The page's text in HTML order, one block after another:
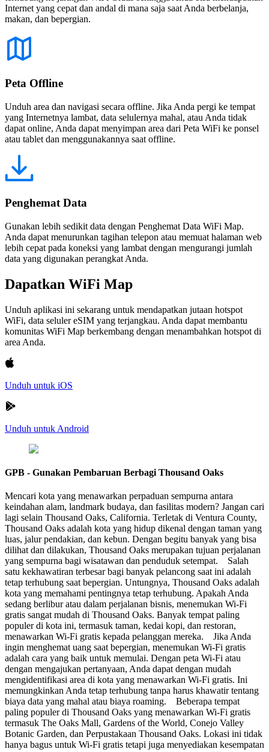
Internet yang cepat dan andal di mana saja saat Anda berbelanja,
makan, dan bepergian.
Peta Offline
Unduh area dan navigasi secara offline. Jika Anda pergi ke tempat
yang Internetnya lambat, data selulernya mahal, atau Anda tidak
dapat online, Anda dapat menyimpan area dari Peta WiFi ke ponsel
atau tablet dan menggunakannya saat offline.
Penghemat Data
Gunakan lebih sedikit data dengan Penghemat Data WiFi Map.
Anda dapat menurunkan tagihan telepon atau memuat halaman web
lebih cepat pada koneksi yang lambat dengan mengurangi jumlah
data yang digunakan perangkat Anda.
Dapatkan WiFi Map
Unduh aplikasi ini sekarang untuk mendapatkan jutaan hotspot
WiFi, data seluler eSIM yang terjangkau. Anda dapat membantu
komunitas WiFi Map berkembang dengan menambahkan hotspot di
area Anda.
Unduh untuk iOS
Unduh untuk Android
GPB - Gunakan Pembaruan Berbagi Thousand Oaks
Mencari kota yang menawarkan perpaduan sempurna antara
keindahan alam, landmark budaya, dan fasilitas modern? Jangan cari
lagi selain Thousand Oaks, California. Terletak di Ventura County,
Thousand Oaks adalah kota yang hidup dikenal dengan taman yang
luas, jalur pendakian, dan kebun. Dengan begitu banyak yang bisa
dilihat dan dilakukan, Thousand Oaks merupakan tujuan perjalanan
yang sempurna bagi wisatawan dan penduduk setempat. Salah
satu kekhawatiran terbesar bagi banyak pelancong saat ini adalah
tetap terhubung saat bepergian. Untungnya, Thousand Oaks adalah
kota yang memahami pentingnya tetap terhubung. Apakah Anda
sedang berlibur atau dalam perjalanan bisnis, menemukan Wi-Fi
gratis sangat mudah di Thousand Oaks. Banyak tempat paling
populer di kota ini, termasuk taman, kedai kopi, dan restoran,
menawarkan Wi-Fi gratis kepada pelanggan mereka. Jika Anda
ingin menghemat uang saat bepergian, menemukan Wi-Fi gratis
adalah cara yang baik untuk memulai. Dengan peta Wi-Fi atau
dengan mengajukan pertanyaan, Anda dapat dengan mudah
mengidentifikasi area di kota yang menawarkan Wi-Fi gratis. Ini
memungkinkan Anda tetap terhubung tanpa harus khawatir tentang
biaya data yang mahal atau biaya roaming. Beberapa tempat
paling populer di Thousand Oaks yang menawarkan Wi-Fi gratis
termasuk The Oaks Mall, Gardens of the World, Conejo Valley
Botanic Garden, dan Perpustakaan Thousand Oaks. Lokasi ini tidak
hanya bagus untuk Wi-Fi gratis tetapi juga menyediakan kesempatan